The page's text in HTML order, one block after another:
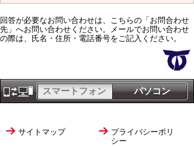
回答が必要なお問い合わせは、こちらの「お問合わせ
先」へお問い合わせください。メールでお問い合わせ
の際は、氏名・住所・電話番号をご記入ください。
パソコン
スマートフォン
サイトマップ
プライバシーポリ
シー